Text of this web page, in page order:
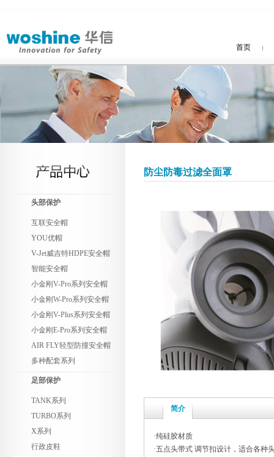
首页
头部保护
互联安全帽
YOU优帽
V-Jet威吉特HDPE安全帽
智能安全帽
小金刚V-Pro系列安全帽
小金刚W-Pro系列安全帽
小金刚V-Plus系列安全帽
小金刚E-Pro系列安全帽
AIR FLY轻型防撞安全帽
多种配套系列
足部保护
TANK系列
TURBO系列
X系列
行政皮鞋
防尘防毒过滤全面罩
简介
·纯硅胶材质
·五点头带式 调节扣设计，适合各种